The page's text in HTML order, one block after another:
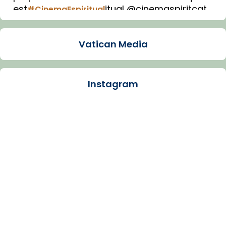
est#CinemaEspiritualitual @cinemaspiritcat
Imatge: Generada amb IA (OpenAI)
Arquebisbat de Barcelona
Vatican Media
Instagram